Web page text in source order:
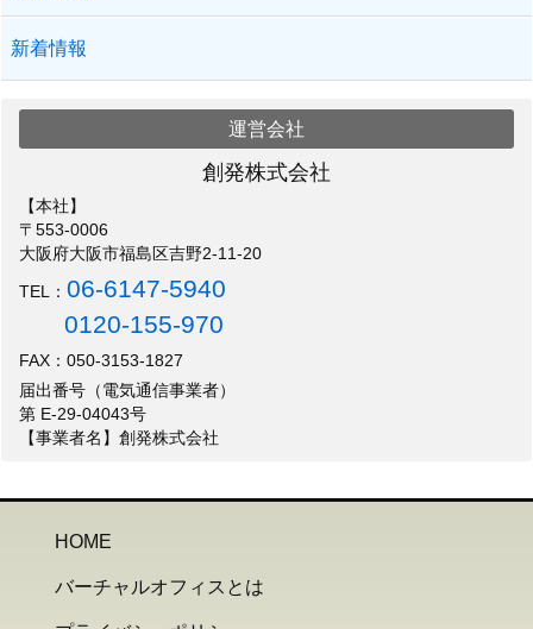
新着情報
運営会社
創発株式会社
【本社】
〒553-0006
大阪府大阪市福島区吉野2-11-20
TEL：06-6147-5940
0120-155-970
FAX：050-3153-1827
届出番号（電気通信事業者）
第 E-29-04043号
【事業者名】創発株式会社
HOME
バーチャルオフィスとは